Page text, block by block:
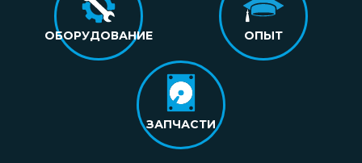
ОБОРУДОВАНИЕ ОПЫТ
ЗАПЧАСТИ